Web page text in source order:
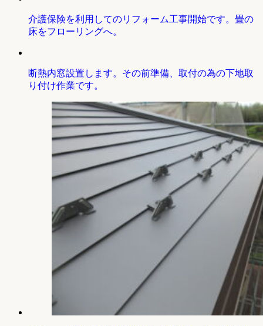
介護保険を利用してのリフォーム工事開始です。畳の
床をフローリングへ。
断熱内窓設置します。その前準備、取付の為の下地取
り付け作業です。